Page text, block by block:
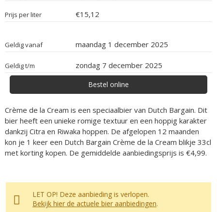
Prijs per liter €15,12
Geldig vanaf maandag 1 december 2025
Geldig t/m zondag 7 december 2025
Bestel online
Crème de la Cream is een speciaalbier van Dutch Bargain. Dit
bier heeft een unieke romige textuur en een hoppig karakter
dankzij Citra en Riwaka hoppen. De afgelopen 12 maanden
kon je 1 keer een Dutch Bargain Crème de la Cream blikje 33cl
met korting kopen. De gemiddelde aanbiedingsprijs is €4,99.
LET OP! Deze aanbieding is verlopen.
Bekijk hier de actuele bier aanbiedingen.